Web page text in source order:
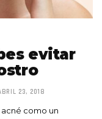
evitar
23, 2018
acné como un